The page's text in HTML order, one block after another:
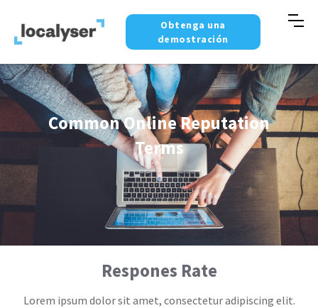
Obtenga una
demostración
Common Online Reputation
Terms
Respones Rate
Lorem ipsum dolor sit amet, consectetur adipiscing elit.